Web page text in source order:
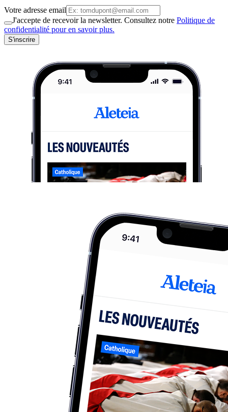
Votre adresse email
J'accepte de recevoir la newsletter. Consultez notre Politique de
confidentialité pour en savoir plus.
S'inscrire